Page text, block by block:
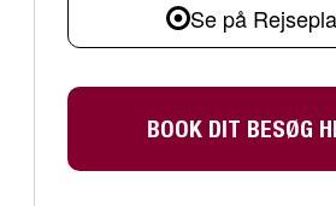
Se på
BOOK DIT BESØG